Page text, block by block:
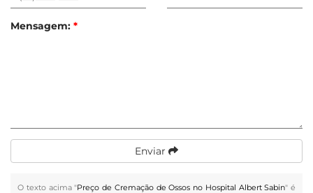
Mensagem: *
Enviar
O texto acima "Preço de Cremação de Ossos no Hospital Albert Sabin" é